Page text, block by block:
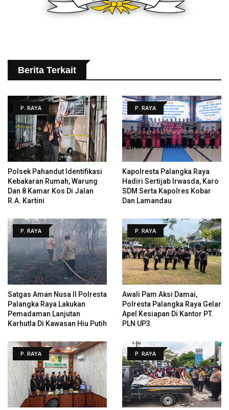
Berita Terkait
P. RAYA
Polsek Pahandut Identifikasi
Kebakaran Rumah, Warung
Dan 8 Kamar Kos Di Jalan
R.A. Kartini
P. RAYA
Kapolresta Palangka Raya
Hadiri Sertijab Irwasda, Karo
SDM Serta Kapolres Kobar
Dan Lamandau
P. RAYA
Satgas Aman Nusa II Polresta
Palangka Raya Lakukan
Pemadaman Lanjutan
Karhutla Di Kawasan Hiu Putih
P. RAYA
Awali Pam Aksi Damai,
Polresta Palangka Raya Gelar
Apel Kesiapan Di Kantor PT.
PLN UP3
P. RAYA P. RAYA